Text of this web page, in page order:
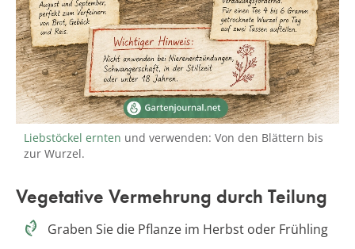
Liebstöckel ernten und verwenden: Von den Blättern bis
zur Wurzel.
Vegetative Vermehrung durch Teilung
Graben Sie die Pflanze im Herbst oder Frühling